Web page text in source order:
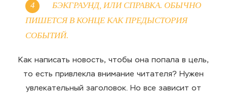
БЭКГРАУНД, ИЛИ СПРАВКА. ОБЫЧНО
ПИШЕТСЯ В КОНЦЕ КАК ПРЕДЫСТОРИЯ
СОБЫТИЙ.
Как написать новость, чтобы она попала в цель,
то есть привлекла внимание читателя? Нужен
увлекательный заголовок. Но все зависит от